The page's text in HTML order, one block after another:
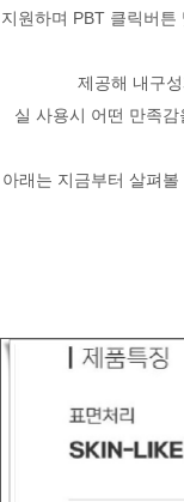
지원하며 PBT 클릭버튼
제공해 내구
실 사용시 어떤 만족
아래는 지금부터 살펴